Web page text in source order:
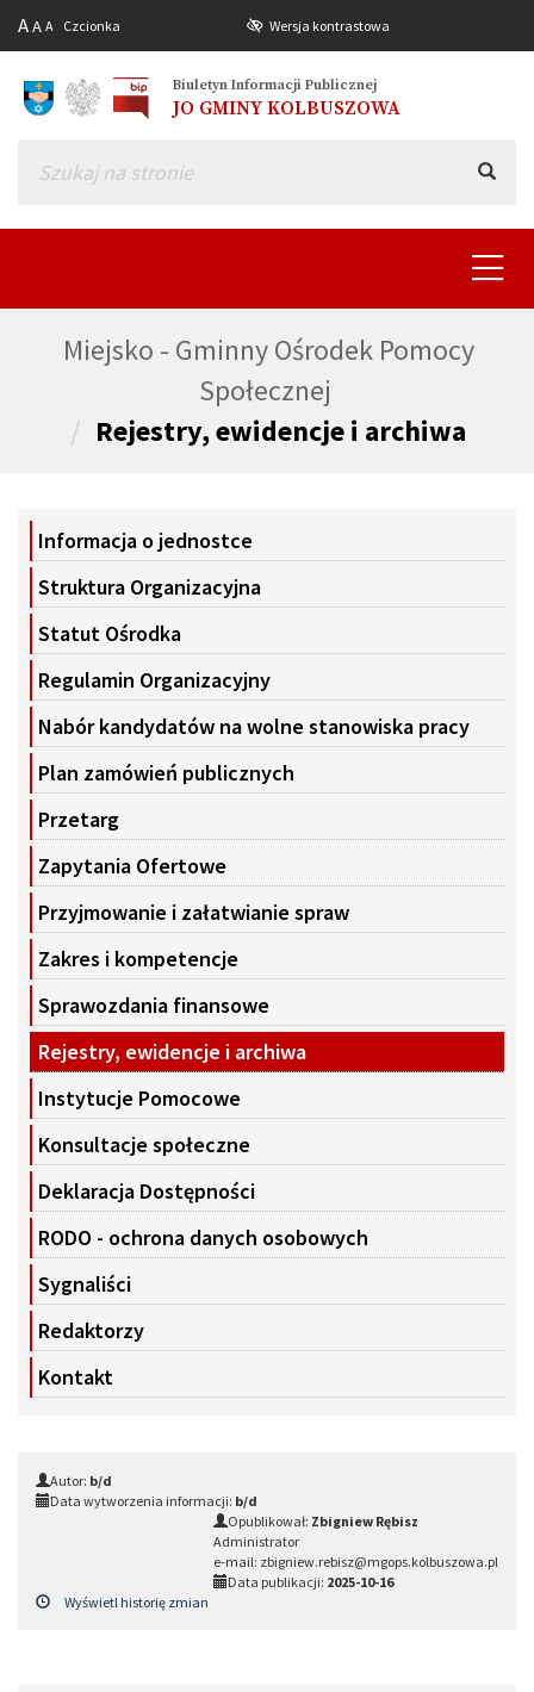
AA A Czcionka Wersja kontrastowa
Biuletyn Informacji Publicznej
JO GMINY KOLBUSZOWA
Toggle
Miejsko - Gminny Ośrodek Pomocy
Społecznej
Rejestry, ewidencje i archiwa
Informacja o jednostce
Struktura Organizacyjna
Statut Ośrodka
Regulamin Organizacyjny
Nabór kandydatów na wolne stanowiska pracy
Plan zamówień publicznych
Przetarg
Zapytania Ofertowe
Przyjmowanie i załatwianie spraw
Zakres i kompetencje
Sprawozdania finansowe
Rejestry, ewidencje i archiwa
Instytucje Pomocowe
Konsultacje społeczne
Deklaracja Dostępności
RODO - ochrona danych osobowych
Sygnaliści
Redaktorzy
Kontakt
Autor: b/d
Data wytworzenia informacji: b/d
Opublikował: Zbigniew Rębisz
Administrator
e-mail: zbigniew.rebisz@mgops.kolbuszowa.pl
Data publikacji: 2025-10-16
Wyświetl historię zmian